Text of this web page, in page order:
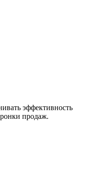
эффективность
продаж.